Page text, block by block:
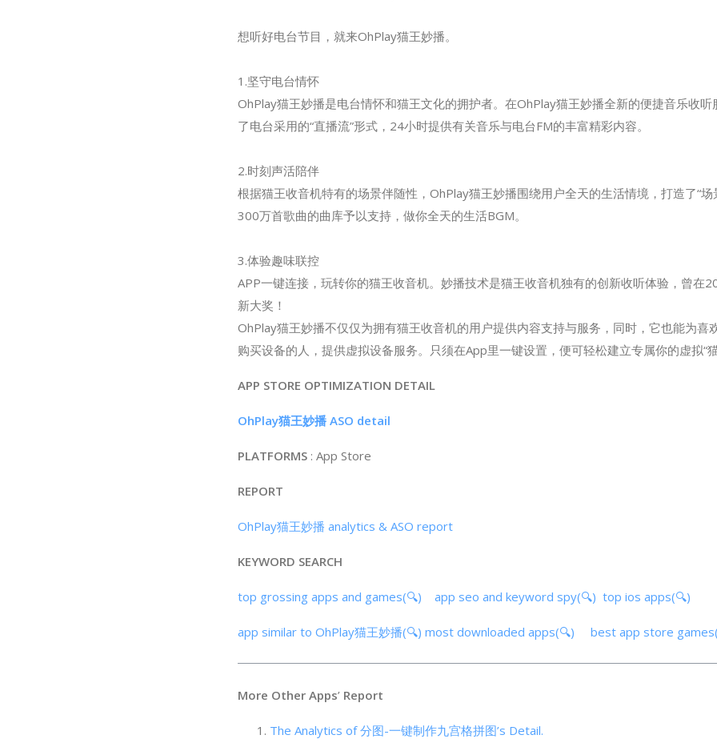
想听好电台节目，就来OhPlay猫王妙播。
1.坚守电台情怀
OhPlay猫王妙播是电台情怀和猫王文化的拥护者。在OhPlay猫王妙播全新的便捷音乐收
了电台采用的“直播流”形式，24小时提供有关音乐与电台FM的丰富精彩内容。
2.时刻声活陪伴
根据猫王收音机特有的场景伴随性，OhPlay猫王妙播围绕用户全天的生活情境，打造了“
300万首歌曲的曲库予以支持，做你全天的生活BGM。
3.体验趣味联控
APP一键连接，玩转你的猫王收音机。妙播技术是猫王收音机独有的创新收听体验，曾在
新大奖！
OhPlay猫王妙播不仅仅为拥有猫王收音机的用户提供内容支持与服务，同时，它也能为喜
购买设备的人，提供虚拟设备服务。只须在App里一键设置，便可轻松建立专属你的虚拟“
APP STORE OPTIMIZATION DETAIL
OhPlay猫王妙播 ASO detail
PLATFORMS : App Store
REPORT
OhPlay猫王妙播 analytics & ASO report
KEYWORD SEARCH
top grossing apps and games(🔍) app seo and keyword spy(🔍) top ios apps(🔍)
app similar to OhPlay猫王妙播(🔍) most downloaded apps(🔍) best app store
More Other Apps’ Report
The Analytics of 分图-一键制作九宫格拼图’s Detail.